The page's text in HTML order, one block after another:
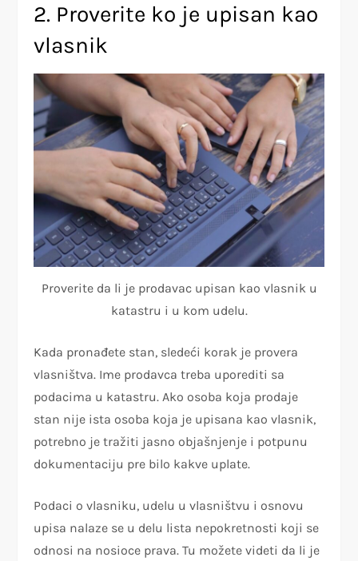
2. Proverite ko je upisan kao
vlasnik
Proverite da li je prodavac upisan kao vlasnik u
katastru i u kom udelu.
Kada pronađete stan, sledeći korak je provera
vlasništva. Ime prodavca treba uporediti sa
podacima u katastru. Ako osoba koja prodaje
stan nije ista osoba koja je upisana kao vlasnik,
potrebno je tražiti jasno objašnjenje i potpunu
dokumentaciju pre bilo kakve uplate.
Podaci o vlasniku, udelu u vlasništvu i osnovu
upisa nalaze se u delu lista nepokretnosti koji se
odnosi na nosioce prava. Tu možete videti da li je